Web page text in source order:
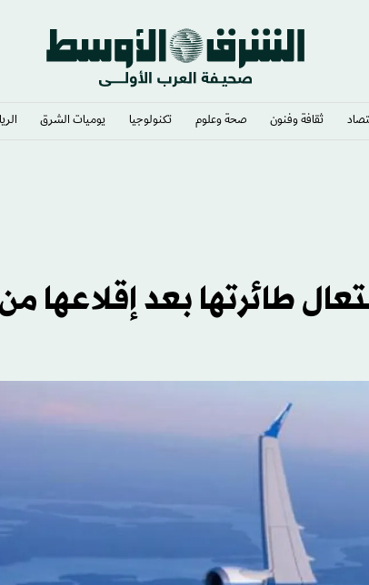
ثقافة وفنون صحة وعلوم تكنولوجيا يوميات الشرق​
طائرتها بعد إقلاعها